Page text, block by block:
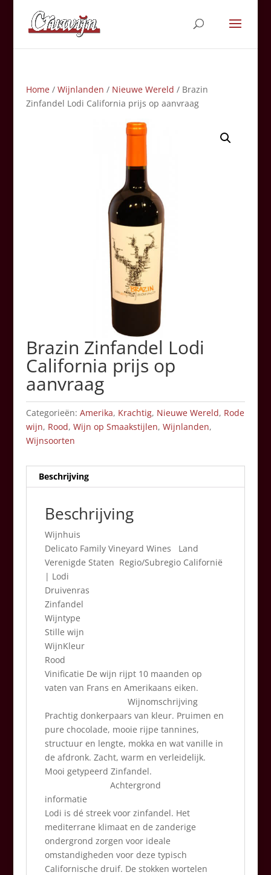
Home/ Wijnlanden / Nieuwe Wereld / Brazin
Zinfandel Lodi California prijs op aanvraag
Brazin Zinfandel Lodi
California prijs op
aanvraag
Categorieën: Amerika, Krachtig, Nieuwe Wereld, Rode
wijn, Rood, Wijn op Smaakstijlen, Wijnlanden,
Wijnsoorten
Beschrijving
Beschrijving
Wijnhuis
Delicato Family Vineyard Wines Land
Verenigde Staten Regio/Subregio Californië
| Lodi
Druivenras
Zinfandel
Wijntype
Stille wijn
WijnKleur
Rood
Vinificatie De wijn rijpt 10 maanden op
vaten van Frans en Amerikaans eiken.
Wijnomschrijving
Prachtig donkerpaars van kleur. Pruimen en
pure chocolade, mooie rijpe tannines,
structuur en lengte, mokka en wat vanille in
de afdronk. Zacht, warm en verleidelijk.
Mooi getypeerd Zinfandel.
Achtergrond
informatie
Lodi is dé streek voor zinfandel. Het
mediterrane klimaat en de zanderige
ondergrond zorgen voor ideale
omstandigheden voor deze typisch
Californische druif. De stokken wortelen